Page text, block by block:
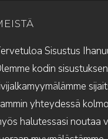
Sisustus
kodin
yhteydessä
halutessasi noutaa